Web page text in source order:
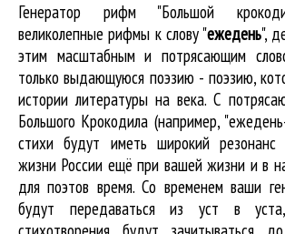
Генератор рифм "Большой
великолепныерифмы к слову "ежедень",
этим масштабным и потрясающим
только выдающуюся поэзию - поэзию,
истории литературы на века. С
Большого Крокодила (например,
стихи будут иметь широкий резонанс
жизни России ещё при вашей жизни и в
для поэтов время. Со временем ваши
будут передаваться из уст в